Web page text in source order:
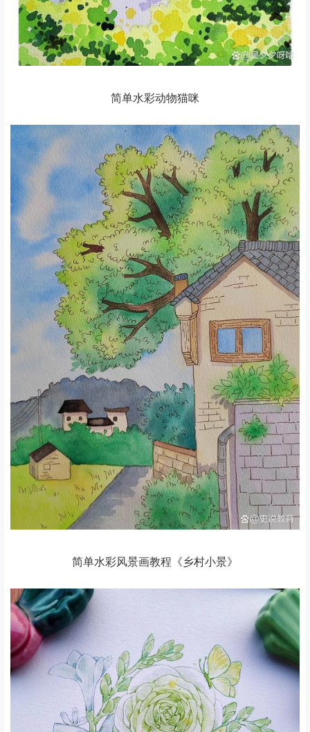
简单水彩动物猫咪
简单水彩风景画教程《乡村小景》